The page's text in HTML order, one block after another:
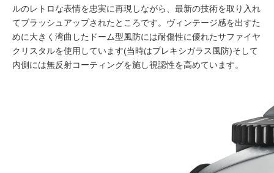
ルのレトロな表情を忠実に再現しながら、最新の技術を取り入れ
てブラッシュアップされたところです。ヴィンテージ感を出すた
めに大きく湾曲したドーム型風防には耐傷性に優れたサファイヤ
クリスタルを使用しています(当時はプレキシガラス風防)そして
内側には無反射コーティングを施し視認性を高めています。